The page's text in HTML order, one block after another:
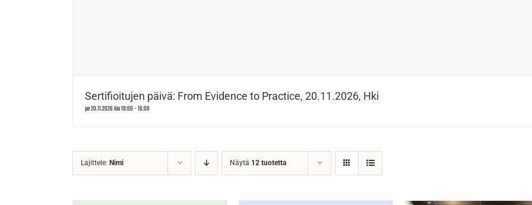
Sertifioitujen päivä: From Evidence to Practice, 20.11.2026, Hki
pe 20.11.2026 klo 10:00-16:00
Lajittele: Nimi Näytä 12 tuotetta